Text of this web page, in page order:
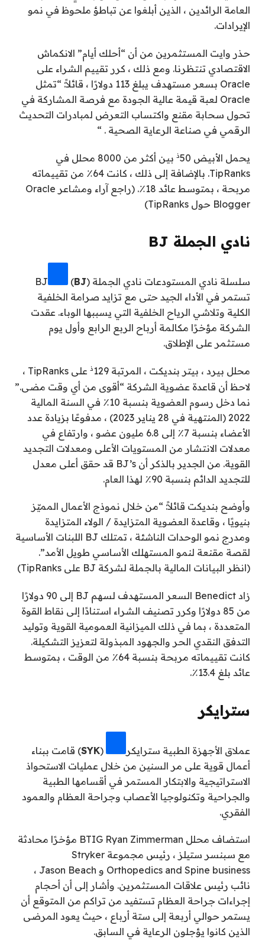
العامة الرائدين ، الذين أبلغوا عن تباطؤ ملحوظ في نمو
الإيرادات.
حذر وايت المستثمرين من أن “أحلك أيام” الانكماش
الاقتصادي تنتظرنا. ومع ذلك ، كرر تقييم الشراء على
Oracle بسعر مستهدف يبلغ 113 دولارًا ، قائلاً: “تمثل
Oracle لعبة قيمة عالية الجودة مع فرصة المشاركة في
تحول سحابة مقنع واكتساب التعرض لمبادرات التحديث
الرقمي في صناعة الرعاية الصحية . “
يحمل الأبيض 50 ذ
بين أكثر من 8000 محلل في
TipRanks. بالإضافة إلى ذلك ، كانت 64٪ من تقييماته
مربحة ، بمتوسط ​​عائد 18٪. (راجع آراء ومشاعر Oracle
Blogger حول TipRanks)
نادي الجملة BJ
سلسلة نادي المستودعات نادي الجملة BJ (BJ)
تستمر في الأداء الجيد حتى مع تزايد صرامة الخلفية
الكلية وتلاشي الرياح الخلفية التي يسببها الوباء. عقدت
الشركة مؤخرًا مكالمة أرباح الربع الرابع وأول يوم
مستثمر على الإطلاق.
محلل بيرد ، بيتر بنديكت ، المرتبة 129 ذ
على TipRanks ،
لاحظ أن قاعدة عضوية الشركة “أقوى من أي وقت مضى.”
نما دخل رسوم العضوية بنسبة 10٪ في السنة المالية
2022 (المنتهية في 28 يناير 2023) ، مدفوعًا بزيادة عدد
الأعضاء بنسبة 7٪ إلى 6.8 مليون عضو ، وارتفاع في
معدلات الانتشار من المستويات الأعلى ومعدلات التجديد
القوية. من الجدير بالذكر أن BJ’s قد حقق أعلى معدل
للتجديد الدائم بنسبة 90٪ لهذا العام.
وأوضح بنديكت قائلاً: “من خلال نموذج الأعمال المميّز
بنيويًا ، وقاعدة العضوية المتزايدة / الولاء المتزايدة
ومدرج نمو الوحدات الناشئة ، تمتلك BJ اللبنات الأساسية
لقصة مقنعة لنمو المستهلك الأساسي طويل الأمد”.
(انظر البيانات المالية بالجملة لشركة BJ على TipRanks)
زاد Benedict السعر المستهدف لسهم BJ إلى 90 دولارًا
من 85 دولارًا وكرر تصنيف الشراء استنادًا إلى نقاط القوة
المتعددة ، بما في ذلك الميزانية العمومية القوية وتوليد
التدفق النقدي الحر والجهود المبذولة لتعزيز التشكيلة.
كانت تقييماته مربحة بنسبة 64٪ من الوقت ، بمتوسط ​​
عائد بلغ 13.4٪.
سترايكر
عملاق الأجهزة الطبية سترايكر (
SYK) قامت ببناء
أعمال قوية على مر السنين من خلال عمليات الاستحواذ
الاستراتيجية والابتكار المستمر في أقسامها الطبية
والجراحية وتكنولوجيا الأعصاب وجراحة العظام والعمود
الفقري.
استضاف محلل BTIG Ryan Zimmerman مؤخرًا محادثة
مع سبنسر ستيلز ، رئيس مجموعة Stryker
Orthopedics and Spine business و Jason Beach ،
نائب رئيس علاقات المستثمرين. وأشار إلى أن أحجام
إجراءات جراحة العظام تستفيد من تراكم من المتوقع أن
يستمر حوالي أربعة إلى ستة أرباع ، حيث يعود المرضى
الذين كانوا يؤجلون الرعاية في السابق.